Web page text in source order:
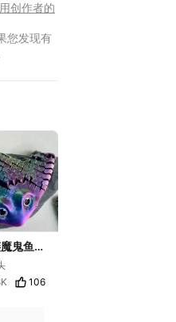
创作者的
您发现有
鬼鱼鳐
106